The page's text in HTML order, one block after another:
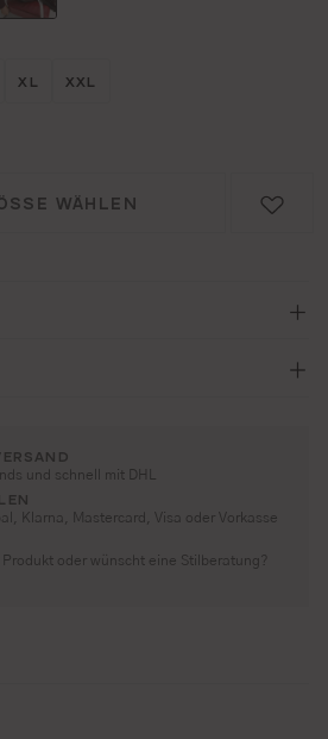
wählen
Größe wählen
XL Größe wählen
XXL
WÄHLEN
und schnell mit DHL
Klarna, Mastercard, Visa oder Vorkasse
Produkt oder wünscht eine Stilberatung?